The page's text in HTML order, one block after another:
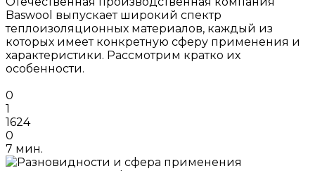
Baswool выпускает широкий спектр
теплоизоляционных материалов, каждый из
которых имеет конкретную сферу применения и
характеристики. Рассмотрим кратко их
особенности.
0
1
1624
0
7 мин.